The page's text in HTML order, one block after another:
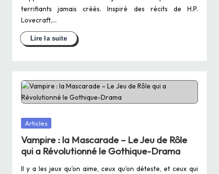
terrifiants jamais créés. Inspiré des récits de H.P.
Lovecraft,…
Posted
Articles
Vampire : la Mascarade – Le Jeu de Rôle
qui a Révolutionné le Gothique-Drama
Il y a les jeux qu'on aime, ceux qu'on déteste, et ceux qui